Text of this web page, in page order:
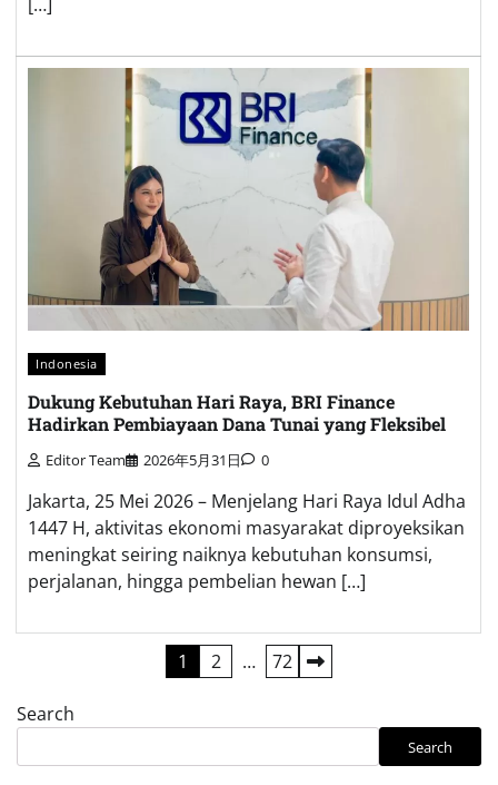
Indonesia
Dukung Kebutuhan Hari Raya, BRI Finance
Hadirkan Pembiayaan Dana Tunai yang Fleksibel
Editor Team 2026年5月31日 0
Jakarta, 25 Mei 2026 – Menjelang Hari Raya Idul Adha
1447 H, aktivitas ekonomi masyarakat diproyeksikan
meningkat seiring naiknya kebutuhan konsumsi,
perjalanan, hingga pembelian hewan […]
pagination
1 2 … 72
Search
Search